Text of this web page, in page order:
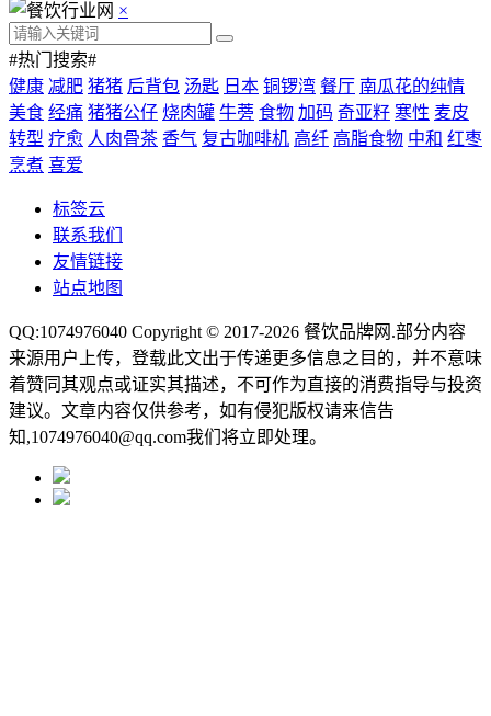
×
#热门搜索#
健康 减肥 猪猪 后背包 汤匙 日本 铜锣湾 餐厅 南瓜花的纯情
美食 经痛 猪猪公仔 烧肉罐 牛蒡 食物 加码 奇亚籽 寒性 麦皮
转型 疗愈 人肉骨茶 香气 复古咖啡机 高纤 高脂食物 中和 红枣
烹煮 喜爱
标签云
联系我们
友情链接
站点地图
QQ:1074976040 Copyright © 2017-2026 餐饮品牌网 .部分内容
来源用户上传，登载此文出于传递更多信息之目的，并不意味
着赞同其观点或证实其描述，不可作为直接的消费指导与投资
建议。文章内容仅供参考，如有侵犯版权请来信告
知,1074976040@qq.com我们将立即处理。